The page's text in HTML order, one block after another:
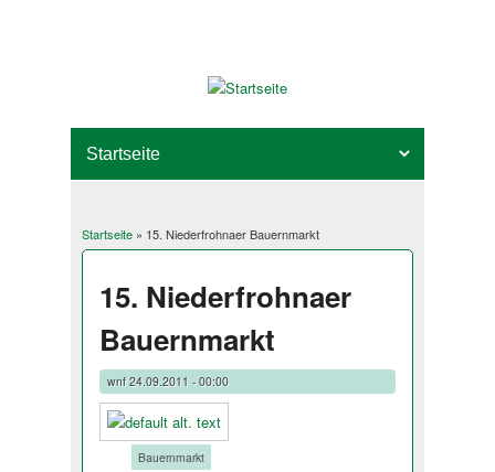
Sie sind hier
Startseite» 15. Niederfrohnaer Bauernmarkt
15. Niederfrohnaer
Bauernmarkt
wnf24.09.2011 - 00:00
Bauernmarkt